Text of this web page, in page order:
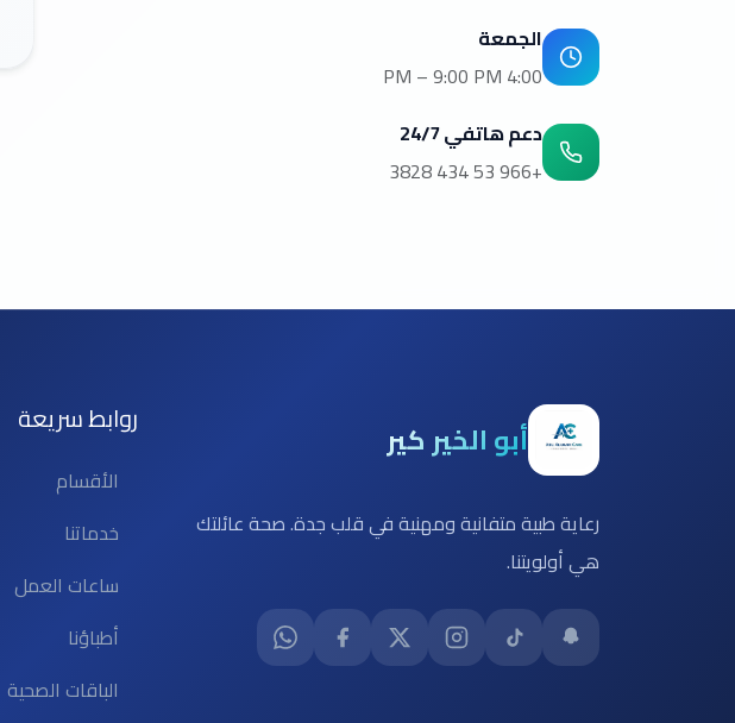
الجمعة
4:00 PM – 9:00 PM
دعم هاتفي 24/7
+966 53 434 3828
أبو الخير كير
رعاية طبية متفانية ومهنية في قلب جدة. صحة عائلتك
هي أولويتنا.
روابط سريعة
الأقسام
خدماتنا
ساعات العمل
أطباؤنا
الباقات الصحية